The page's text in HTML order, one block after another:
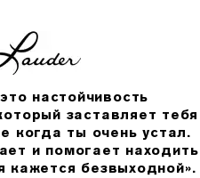
настойчивость
заставляет тебя
когда ты очень устал.
и помогает находить
кажется безвыходной».